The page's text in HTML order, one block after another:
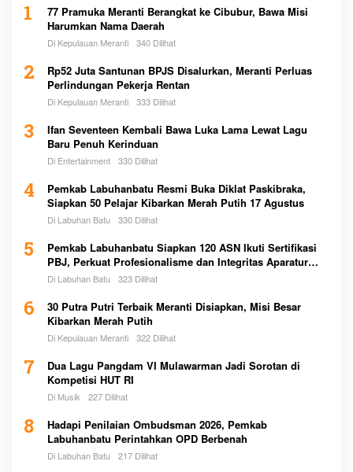
1
77 Pramuka Meranti Berangkat ke Cibubur, Bawa Misi
Harumkan Nama Daerah
Di Kepulauan Meranti 340 Dilihat
2
Rp52 Juta Santunan BPJS Disalurkan, Meranti Perluas
Perlindungan Pekerja Rentan
Di Kepulauan Meranti 333 Dilihat
3
Ifan Seventeen Kembali Bawa Luka Lama Lewat Lagu
Baru Penuh Kerinduan
Di Entertainment 330 Dilihat
4
Pemkab Labuhanbatu Resmi Buka Diklat Paskibraka,
Siapkan 50 Pelajar Kibarkan Merah Putih 17 Agustus
Di Labuhan Batu 330 Dilihat
5
Pemkab Labuhanbatu Siapkan 120 ASN Ikuti Sertifikasi
PBJ, Perkuat Profesionalisme dan Integritas Aparatur
Pemerintah
Di Labuhan Batu 323 Dilihat
6
30 Putra Putri Terbaik Meranti Disiapkan, Misi Besar
Kibarkan Merah Putih
Di Kepulauan Meranti 322 Dilihat
7
Dua Lagu Pangdam VI Mulawarman Jadi Sorotan di
Kompetisi HUT RI
Di Musik 227 Dilihat
8
Hadapi Penilaian Ombudsman 2026, Pemkab
Labuhanbatu Perintahkan OPD Berbenah
Di Labuhan Batu 217 Dilihat